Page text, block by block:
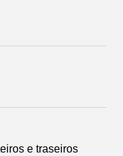
e traseiros